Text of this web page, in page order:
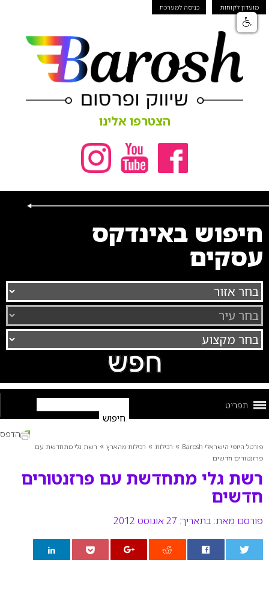
מועדון לקוחות כניסה למערכת
הצטרפו אלינו
חיפוש באינדקס
עסקים
תפריט
פורטל היופי הישראלי Barosh » רכילות » רכילות מהארץ » רשת גלי מתחדשת עם
פרזנטורים חדשים
רשת גלי מתחדשת עם פרזנטורים
חדשים
פורסם מאת: בתאריך: 27 אוגוסט 2012
הדפס